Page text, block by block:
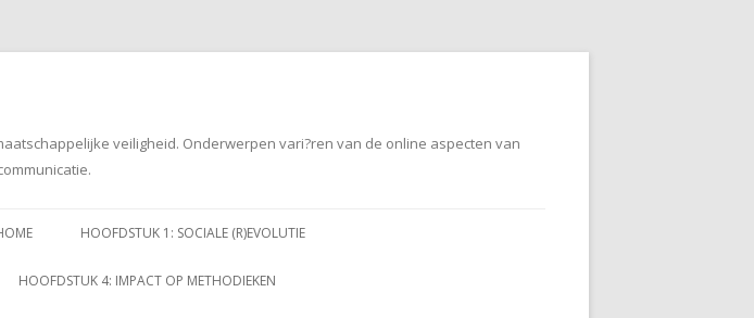
veiligheid. Onderwerpen vari?ren van de online aspecten van
naar HOOFDSTUK 1: SOCIALE (R)EVOLUTIE
HOOFDSTUK 4: IMPACT OP METHODIEKEN